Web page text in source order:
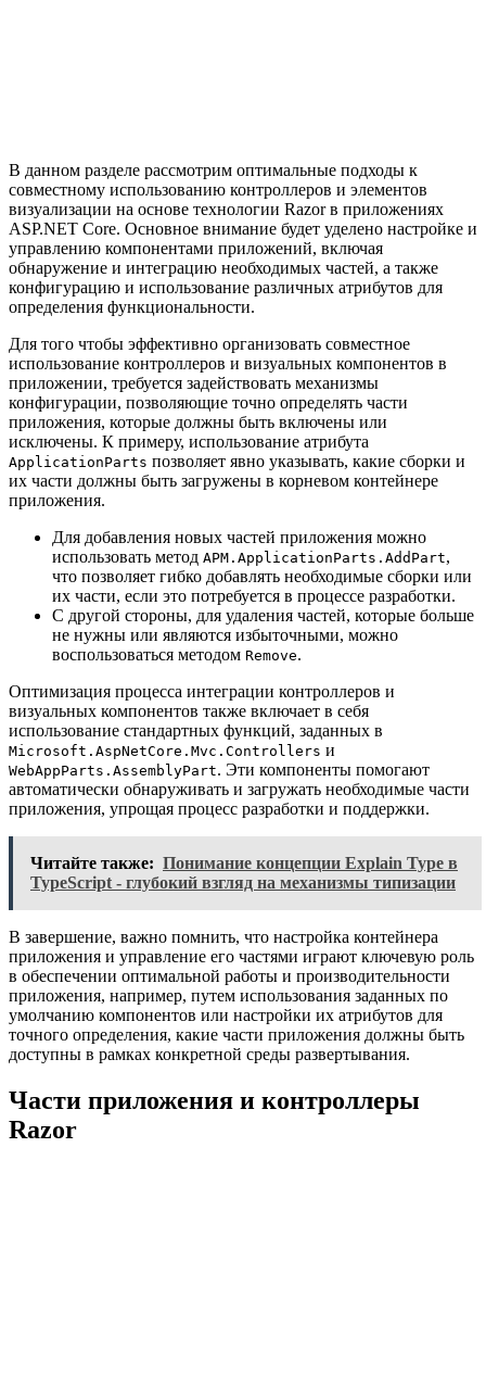
В данном разделе рассмотрим оптимальные подходы к
совместному использованию контроллеров и элементов
визуализации на основе технологии Razor в приложениях
ASP.NET Core. Основное внимание будет уделено настройке и
управлению компонентами приложений, включая
обнаружение и интеграцию необходимых частей, а также
конфигурацию и использование различных атрибутов для
определения функциональности.
Для того чтобы эффективно организовать совместное
использование контроллеров и визуальных компонентов в
приложении, требуется задействовать механизмы
конфигурации, позволяющие точно определять части
приложения, которые должны быть включены или
исключены. К примеру, использование атрибута
ApplicationParts позволяет явно указывать, какие сборки и
их части должны быть загружены в корневом контейнере
приложения.
Для добавления новых частей приложения можно
использовать метод APM.ApplicationParts.AddPart,
что позволяет гибко добавлять необходимые сборки или
их части, если это потребуется в процессе разработки.
С другой стороны, для удаления частей, которые больше
не нужны или являются избыточными, можно
воспользоваться методом Remove.
Оптимизация процесса интеграции контроллеров и
визуальных компонентов также включает в себя
использование стандартных функций, заданных в
Microsoft.AspNetCore.Mvc.Controllers и
WebAppParts.AssemblyPart. Эти компоненты помогают
автоматически обнаруживать и загружать необходимые части
приложения, упрощая процесс разработки и поддержки.
Читайте также: Понимание концепции Explain Type в
TypeScript - глубокий взгляд на механизмы типизации
В завершение, важно помнить, что настройка контейнера
приложения и управление его частями играют ключевую роль
в обеспечении оптимальной работы и производительности
приложения, например, путем использования заданных по
умолчанию компонентов или настройки их атрибутов для
точного определения, какие части приложения должны быть
доступны в рамках конкретной среды развертывания.
Части приложения и контроллеры
Razor